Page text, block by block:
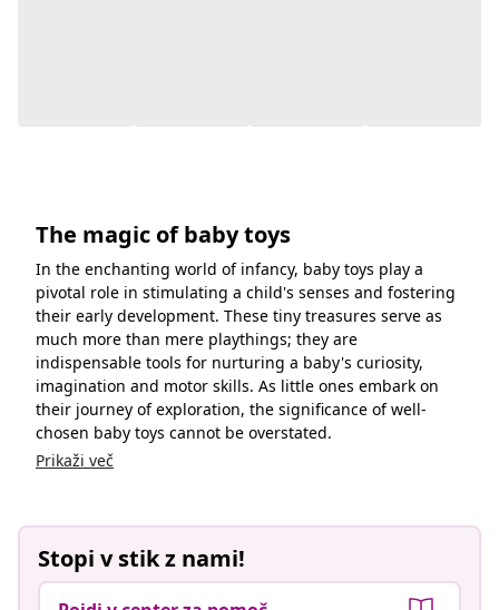
Stopi v stik z nami!
Pojdi v center za pomoč
Priporočeno
Klepetaj z nami